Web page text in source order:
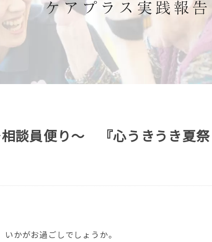
談員便り～ 『心うきうき夏祭
かがお過ごしでしょうか。